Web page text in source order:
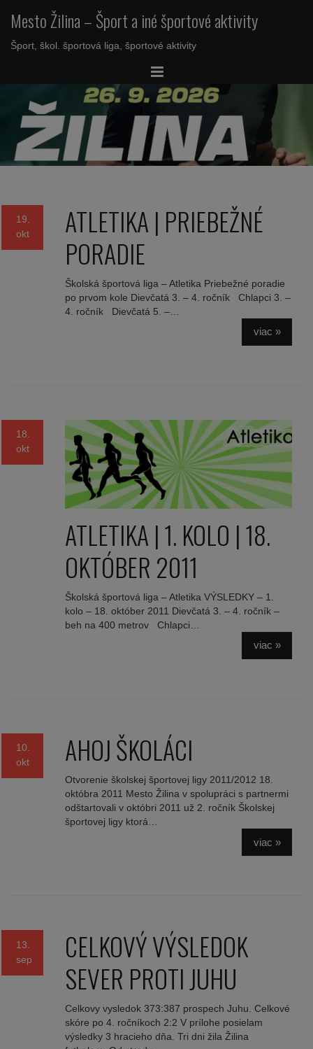
Mesto Žilina – Šport a iné športové aktivity
Šport, škol. športová liga, športové aktivity
19.
okt
ATLETIKA | PRIEBEŽNÉ
PORADIE
Školská športová liga – Atletika Priebežné poradie
po prvom kole Dievčatá 3. – 4. ročník Chlapci 3. –
4. ročník Dievčatá 5. –…
viac »
18.
okt
ATLETIKA | 1. KOLO | 18.
OKTÓBER 2011
Školská športová liga – Atletika VÝSLEDKY – 1.
kolo – 18. október 2011 Dievčatá 3. – 4. ročník –
beh na 400 metrov Chlapci…
viac »
10.
okt
AHOJ ŠKOLÁCI
Otvorenie školskej športovej ligy 2011/2012 18.
októbra 2011 Mesto Žilina v spolupráci s partnermi
odštartovali v októbri 2011 už 2. ročník Školskej
športovej ligy ktorá…
viac »
13.
sep
CELKOVÝ VÝSLEDOK
SEVER PROTI JUHU
Celkovy vysledok 373:387 prospech Juhu. Celkové
skóre po 4. ročníkoch 2:2 V prílohe posielam
výsledky 3 hracieho dňa. Tri dni žila Žilina